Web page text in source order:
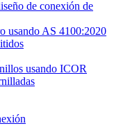
de conexión de
usando AS 4100:2020
usando ICOR